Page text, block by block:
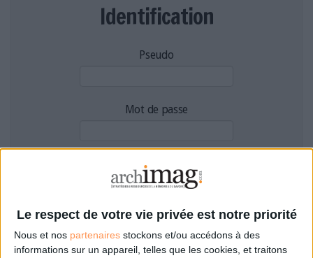
Le respect de votre vie privée est notre priorité
Nous et nos partenaires stockons et/ou accédons à des
informations sur un appareil, telles que les cookies, et traitons
LES LIVRES BLANCS
LES SUPPLÉMENTS
Identification
Pseudo
Mot de passe
Filtre anti-spam